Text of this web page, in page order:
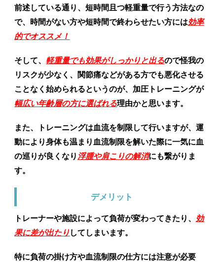
前述している通り、短時間且つ軽重量で行う方法なの
で、時間がない方や短時間で終わらせたい方には効率
的でオススメ！
そして、軽重量でも効果がしっかりと出るので怪我の
リスクが少なく、関節痛などがある方でも悪化させる
ことなく始められるというのが、加圧トレーニングが
幅広い年齢層の方に選ばれる理由かと思います。
また、トレーニングは血流を制限して行いますが、運
動により身体も温まり血流制限を解いた際に一気に血
の巡りが良くなり 浮腫や肩こりの解消にも繋がりま
す。
デメリット
トレーナーや施設によって負荷が変わってきたり、 効
果に差が出たり してしまいます。
特に負荷の掛け方や血流制限の仕方には注意が必要